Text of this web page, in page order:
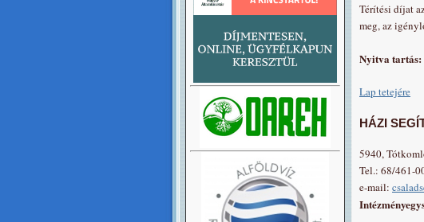
Térítési díjat
meg, az
Nyitva tartás:
Lap tetejére
HÁZI
5940,
Tel.: 68/461-
e-mail: